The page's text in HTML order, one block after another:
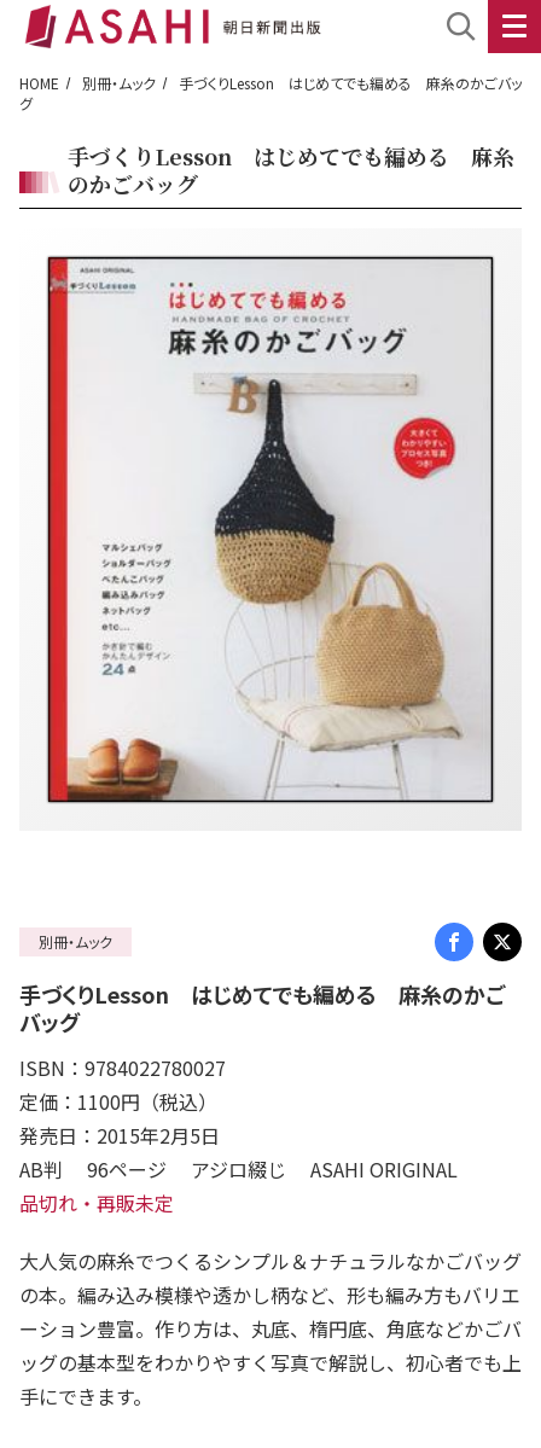
HOME 別冊・ムック
手づくりLesson はじめてでも編める 麻糸のかごバッ
グ
手づくりLesson はじめてでも編める 麻糸
のかごバッグ
別冊・ムック
手づくりLesson はじめてでも編める 麻糸のかご
バッグ
ISBN：9784022780027
定価：1100円（税込）
発売日：2015年2月5日
AB判 96ページ アジロ綴じ ASAHI ORIGINAL
品切れ・再販未定
大人気の麻糸でつくるシンプル＆ナチュラルなかごバッグ
の本。編み込み模様や透かし柄など、形も編み方もバリエ
ーション豊富。作り方は、丸底、楕円底、角底などかごバ
ッグの基本型をわかりやすく写真で解説し、初心者でも上
手にできます。